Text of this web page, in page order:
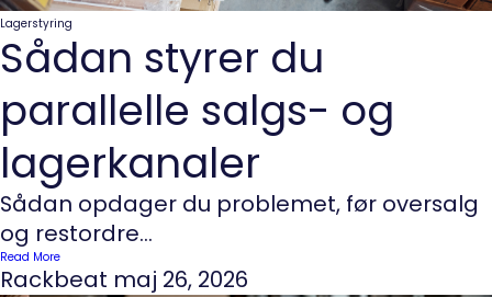
Lagerstyring
Sådan styrer du
parallelle salgs- og
lagerkanaler
Sådan opdager du problemet, før oversalg
og restordre...
Read More
Rackbeat maj 26, 2026